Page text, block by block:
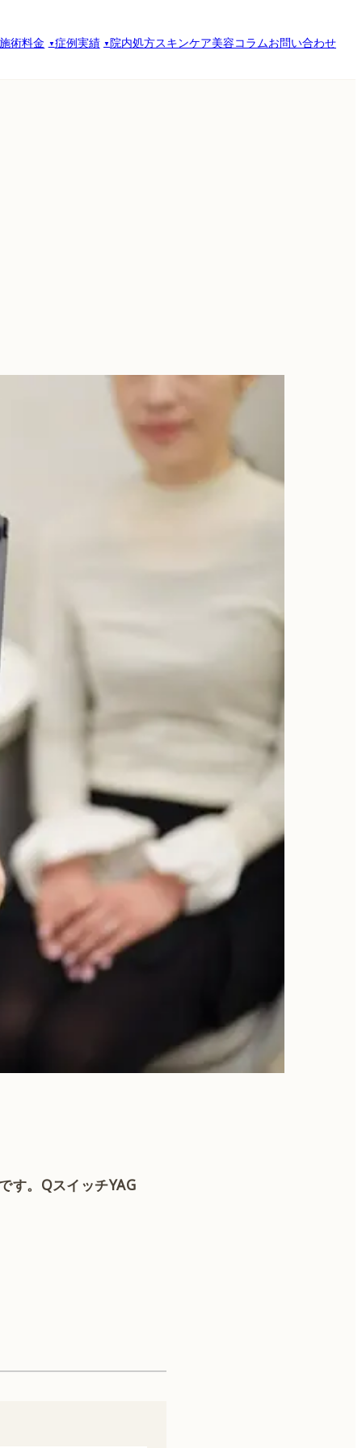
施術料金 症例実績 院内処方スキンケア美容コラムお問い合わせ
す。QスイッチYAG